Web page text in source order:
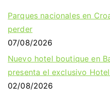
Parques nacionales en
perder
07/08/2026
Nuevo hotel boutique en
presenta el exclusivo
02/08/2026